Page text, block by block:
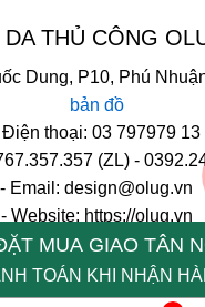
MUA GIAO TÂN
TOÁN KHI NHẬN
THỦ CÔNG
Dung, P10, Phú
bản đồ
Điện thoại: 03 797979 13
(ZL) -
- Email: design@olug.vn
- Website: https://olug.vn